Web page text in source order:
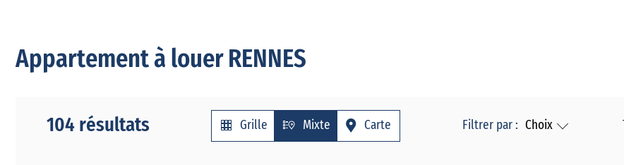
Appartement à louer RENNES
104 résultats Grille Mixte Carte Filtrer par : Choix